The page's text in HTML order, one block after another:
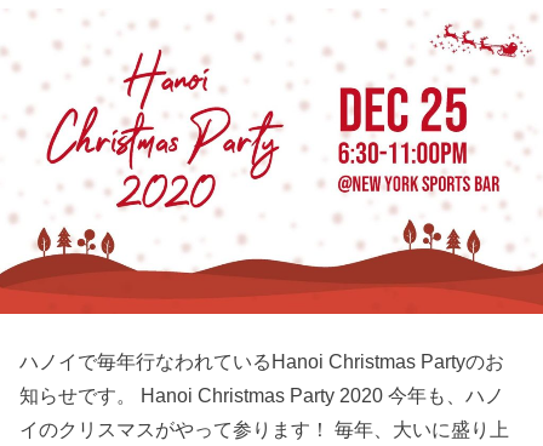
ハノイで毎年行なわれているHanoi Christmas Partyのお
知らせです。 Hanoi Christmas Party 2020 今年も、ハノ
イのクリスマスがやって参ります！ 毎年、大いに盛り上